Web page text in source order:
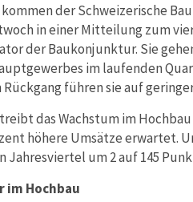
der Schweizerische
in einer Mitteilung zum
der Baukonjunktur. Sie
im laufenden
führen sie auf
das Wachstum im
höhere Umsätze erwartet.
Jahresviertel um 2 auf 145
im Hochbau